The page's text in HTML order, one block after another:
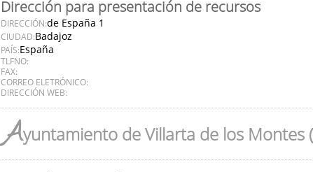
Dirección para presentación de recursos
DIRECCIÓN:de España 1
CIUDAD:Badajoz
PAÍS:España
TLFNO:
FAX:
CORREO ELETRÓNICO:
DIRECCIÓN WEB:
Ayuntamiento de Villarta de los Montes